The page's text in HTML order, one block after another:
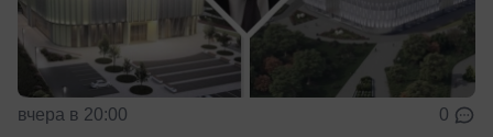
вчера в 20:00 0